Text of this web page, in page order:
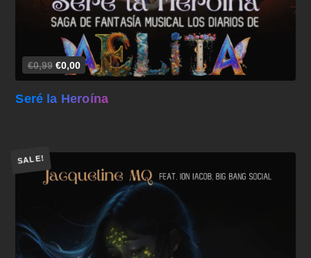
€0,99 €0,00
Seré la Heroína
SALE!